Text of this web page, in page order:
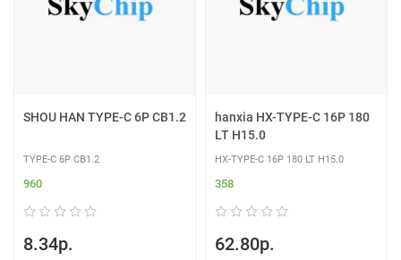
SHOU HAN TYPE-C 6P CB1.2
TYPE-C 6P CB1.2
960
8.34р.
hanxia HX-TYPE-C 16P 180
LT H15.0
HX-TYPE-C 16P 180 LT H15.0
358
62.80р.